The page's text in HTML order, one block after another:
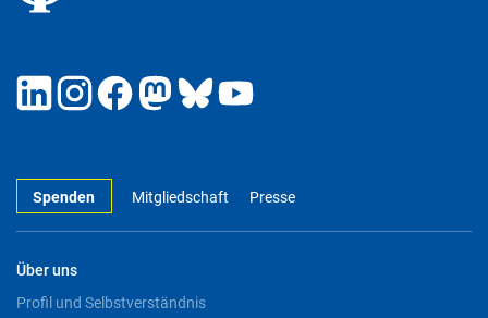
Spenden Mitgliedschaft Presse
Über uns
Profil und Selbstverständnis